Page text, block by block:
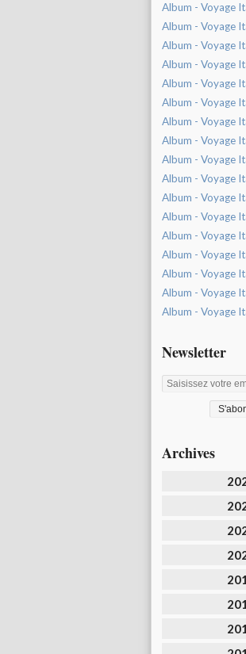
Album - Voyage
Album - Voyage
Album - Voyage
Album - Voyage
Album - Voyage
Album - Voyage
Album - Voyage
Album - Voyage
Album - Voyage
Album - Voyage
Album - Voyage
Album - Voyage
Album - Voyage
Album - Voyage
Album - Voyage
Album - Voyage
Album - Voyage
Newsletter
Archives